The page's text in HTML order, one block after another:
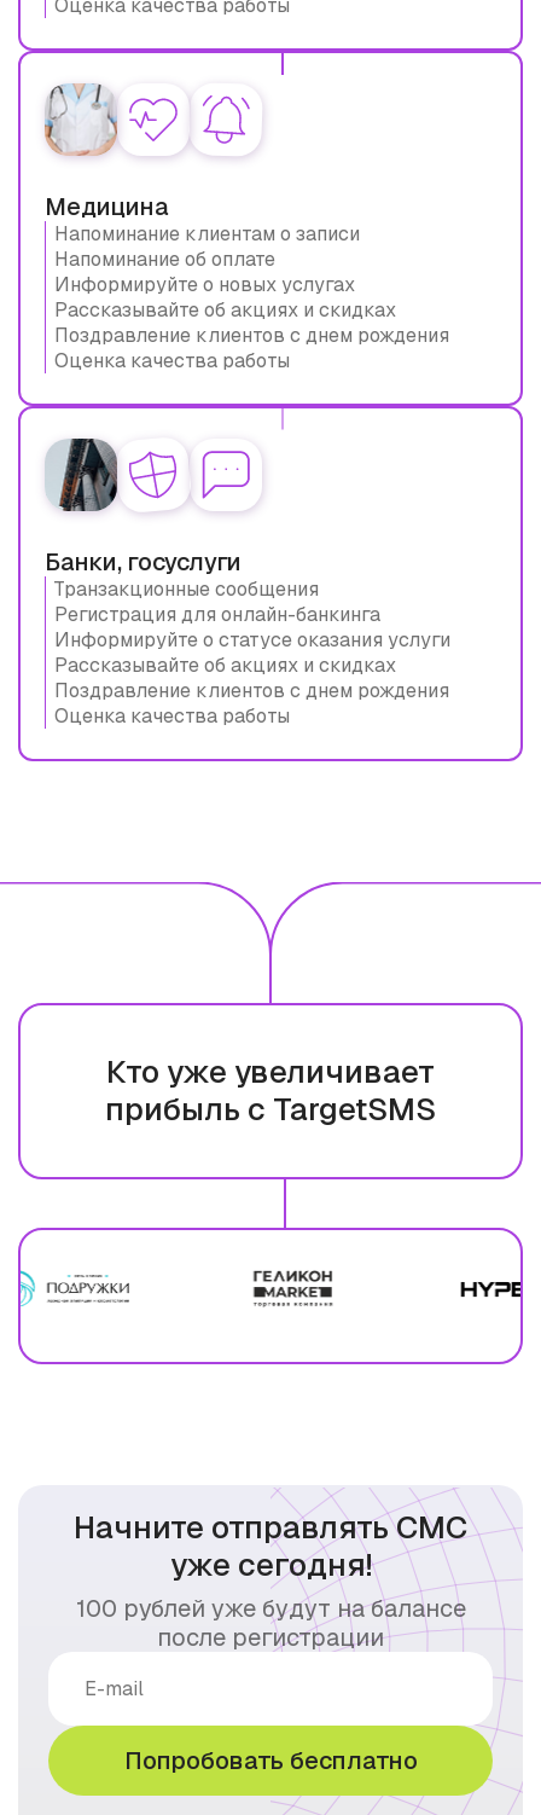
Медицина
Напоминание клиентам о записи
Напоминание об оплате
Информируйте о новых услугах
Рассказывайте об акциях и скидках
Поздравление клиентов с днем рождения
Оценка качества работы
Банки, госуслуги
Транзакционные сообщения
Регистрация для онлайн-банкинга
Информируйте о статусе оказания услуги
Рассказывайте об акциях и скидках
Поздравление клиентов с днем рождения
Оценка качества работы
Кто уже увеличивает
прибыль с TargetSMS
Начните отправлять СМС
уже сегодня!
100 рублей уже будут на балансе
после регистрации
Попробовать бесплатно